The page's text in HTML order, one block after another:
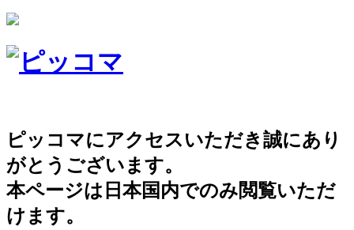
ピッコマにアクセスいただき誠にあり
がとうございます。
本ページは日本国内でのみ閲覧いただ
けます。